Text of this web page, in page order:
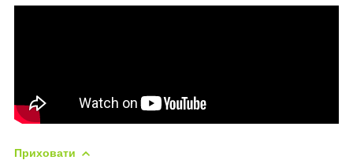
Приховати